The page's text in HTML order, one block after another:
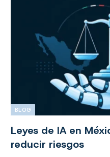
BLOG
Leyes de IA en
reducir riesgos